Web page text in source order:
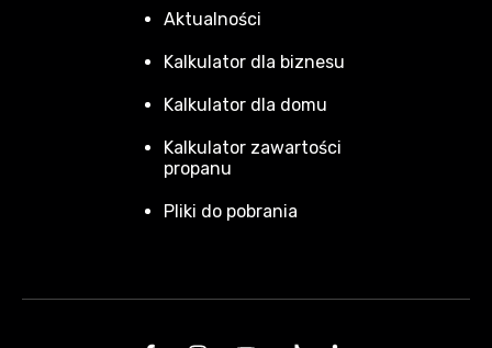
Aktualności
Kalkulator dla biznesu
Kalkulator dla domu
Kalkulator zawartości
propanu
Pliki do pobrania